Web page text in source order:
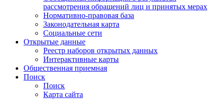
рассмотрения обращений лиц и принятых мерах
Нормативно-правовая база
Законодательная карта
Социальные сети
Открытые данные
Реестр наборов открытых данных
Интерактивные карты
Общественная приемная
Поиск
Поиск
Карта сайта